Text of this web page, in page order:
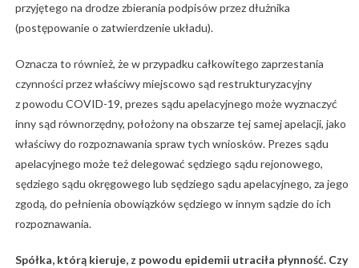
przyjętego na drodze zbierania podpisów przez dłużnika
(postępowanie o zatwierdzenie układu).
Oznacza to również, że w przypadku całkowitego zaprzestania
czynności przez właściwy miejscowo sąd restrukturyzacyjny
z powodu COVID-19, prezes sądu apelacyjnego może wyznaczyć
inny sąd równorzędny, położony na obszarze tej samej apelacji, jako
właściwy do rozpoznawania spraw tych wniosków. Prezes sądu
apelacyjnego może też delegować sędziego sądu rejonowego,
sędziego sądu okręgowego lub sędziego sądu apelacyjnego, za jego
zgodą, do pełnienia obowiązków sędziego w innym sądzie do ich
rozpoznawania.
Spółka, którą kieruje, z powodu epidemii utraciła płynność. Czy